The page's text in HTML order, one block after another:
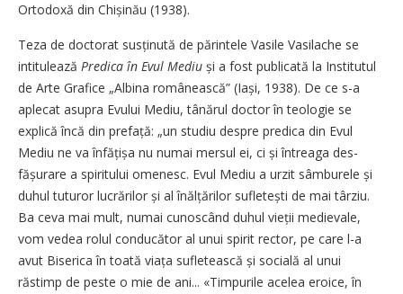
Ortodoxă din Chișinău (1938).
Teza de doctorat susținută de părintele Vasile Vasilache se
intitulează Predica în Evul Mediu și a fost publicată la Institutul
de Arte Grafice „Albina românească” (Iași, 1938). De ce s-a
aplecat asupra Evului Mediu, tânărul doctor în teologie se
explică încă din prefață: „un studiu despre predica din Evul
Mediu ne va înfățișa nu numai mersul ei, ci și întreaga des­
fășurare a spiritului omenesc. Evul Mediu a urzit sâmburele și
duhul tuturor lucrărilor și al înălțărilor sufletești de mai târziu.
Ba ceva mai mult, numai cunoscând duhul vieții medievale,
vom vedea rolul conducător al unui spirit rector, pe care l-a
avut Biserica în toată viața sufletească și socială al unui
răstimp de peste o mie de ani... «Timpurile acelea eroice, în